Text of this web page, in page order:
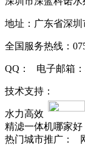
地址：广东省深
全国服务热线：
QQ： 电子邮箱：
技术支持：
水力高效
精滤一体机哪家
热门城市推广：